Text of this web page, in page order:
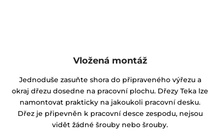
Vložená montáž
Jednoduše zasuňte shora do připraveného výřezu a
okraj dřezu dosedne na pracovní plochu. Dřezy Teka lze
namontovat prakticky na jakoukoli pracovní desku.
Dřez je připevněn k pracovní desce zespodu, nejsou
vidět žádné šrouby nebo šrouby.